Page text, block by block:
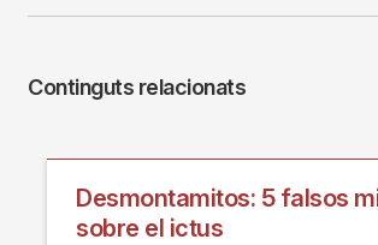
Continguts relacionats
Desmontamitos: 5 falsos
sobre el ictus